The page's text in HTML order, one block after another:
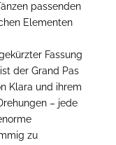
passenden
Elementen
Fassung
der Grand Pas
Klara und ihrem
– jede
zu